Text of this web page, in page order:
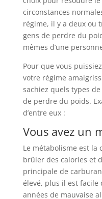
circonstances
régime, il y a deux ou
gens de perdre du
mêmes d’une
Pour que vous
votre régime
sachiez quels types
de perdre du poids.
d’entre eux :
Vous avez un
Le métabolisme est la
brûler des calories et
principale de
élevé, plus il est facile
années de mauvaise